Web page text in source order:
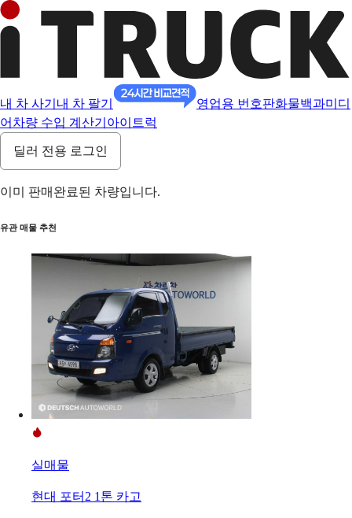
내 차 사기 내 차 팔기 영업용 번호판화물백과미디
어 차량 수입 계산기 아이트럭
딜러 전용 로그인
이미 판매완료된 차량입니다.
유관 매물 추천
실매물
현대 포터2 1톤 카고